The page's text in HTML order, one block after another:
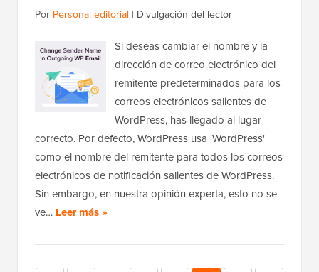
Por Personal editorial | Divulgación del lector
Si deseas cambiar el nombre y la
dirección de correo electrónico del
remitente predeterminados para los
correos electrónicos salientes de
WordPress, has llegado al lugar
correcto. Por defecto, WordPress usa 'WordPress'
como el nombre del remitente para todos los correos
electrónicos de notificación salientes de WordPress.
Sin embargo, en nuestra opinión experta, esto no se
ve… Leer más »